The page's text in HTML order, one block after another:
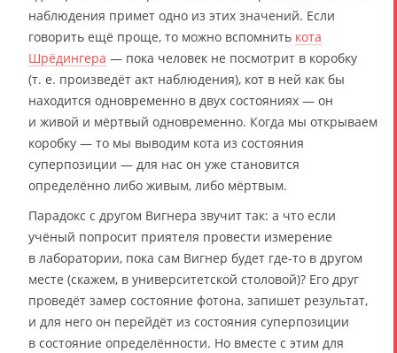
наблюдения примет одно из этих значений. Если
говорить ещё проще, то можно вспомнить кота
Шрёдингера — пока человек не посмотрит в коробку
(т. е. произведёт акт наблюдения), кот в ней как бы
находится одновременно в двух состояниях — он
и живой и мёртвый одновременно. Когда мы открываем
коробку — то мы выводим кота из состояния
суперпозиции — для нас он уже становится
определённо либо живым, либо мёртвым.
Парадокс с другом Вигнера звучит так: а что если
учёный попросит приятеля провести измерение
в лаборатории, пока сам Вигнер будет где-то в другом
месте (скажем, в университетской столовой)? Его друг
проведёт замер состояние фотона, запишет результат,
и для него он перейдёт из состояния суперпозиции
в состояние определённости. Но вместе с этим для